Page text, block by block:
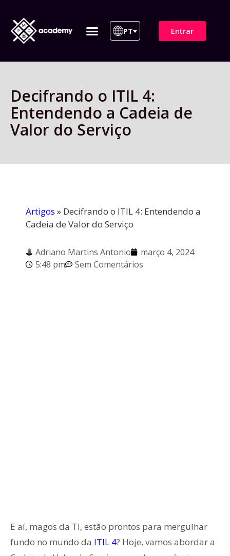
PT Entrar
Decifrando o ITIL 4:
Entendendo a Cadeia de
Valor do Serviço
Artigos » Decifrando o ITIL 4: Entendendo a
Cadeia de Valor do Serviço
Adriano Martins Antonio
março 4, 2024
5:48 pm
Sem Comentários
E aí, magos da TI, estão prontos para mergulhar
fundo no mundo da ITIL 4? Hoje, vamos abordar a